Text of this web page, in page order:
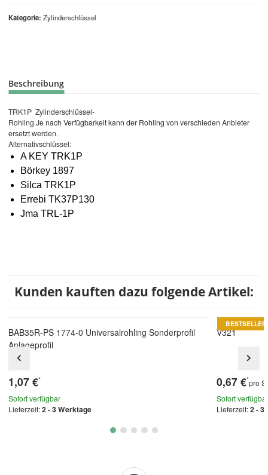
Kategorie Zylinderschlüssel
Beschreibung
TRK1P Zylinderschlüssel-
Rohling Je nach Verfügbarkeit kann der Rohling von verschieden Anbieter
ersetzt werden.
Alternativschlüssel:
A KEY TRK1P
Börkey 1897
Silca TRK1P
Errebi TK37P130
Jma TRL-1P
Kunden kauften dazu folgende Artikel:
BAB35R-PS 1774-0 Universalrohling Sonderprofil
Anlageprofil
1,07 €*
Sofort verfügbar
Lieferzeit:2 - 3 Werktage
BESTSELLER
V321
0,67 €*pro
Sofort verfügbar
Lieferzeit:2 - 3